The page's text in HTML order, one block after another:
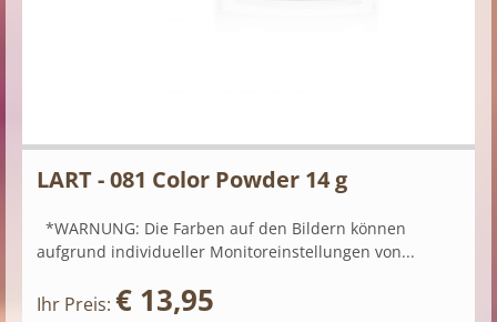
LART - 081 Color Powder 14 g
*WARNUNG: Die Farben auf den Bildern können
aufgrund individueller Monitoreinstellungen von...
Ihr Preis: € 13,95